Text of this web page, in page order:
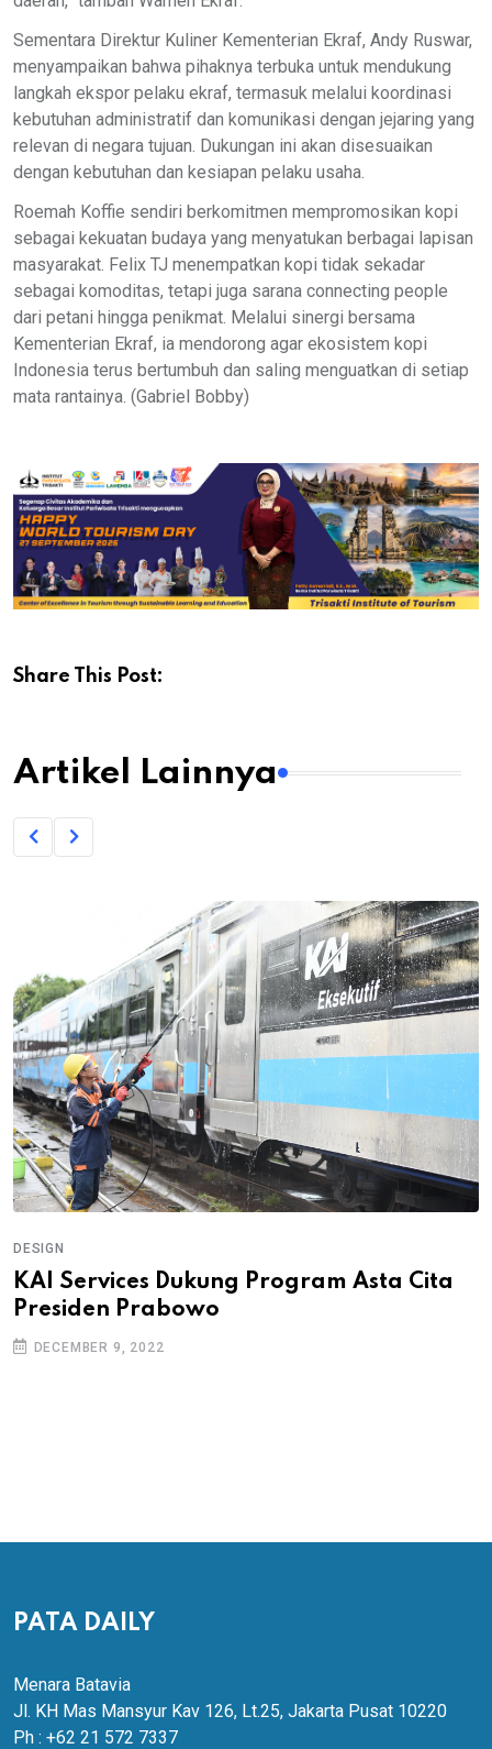
Sementara Direktur Kuliner Kementerian Ekraf, Andy Ruswar,
menyampaikan bahwa pihaknya terbuka untuk mendukung
langkah ekspor pelaku ekraf, termasuk melalui koordinasi
kebutuhan administratif dan komunikasi dengan jejaring yang
relevan di negara tujuan. Dukungan ini akan disesuaikan
dengan kebutuhan dan kesiapan pelaku usaha.
Roemah Koffie sendiri berkomitmen mempromosikan kopi
sebagai kekuatan budaya yang menyatukan berbagai lapisan
masyarakat. Felix TJ menempatkan kopi tidak sekadar
sebagai komoditas, tetapi juga sarana connecting people
dari petani hingga penikmat. Melalui sinergi bersama
Kementerian Ekraf, ia mendorong agar ekosistem kopi
Indonesia terus bertumbuh dan saling menguatkan di setiap
mata rantainya. (Gabriel Bobby)
Share This Post:
Artikel Lainnya
DESIGN
KAI Services Dukung Program Asta Cita
Presiden Prabowo
DECEMBER 9, 2022
PATA DAILY
Menara Batavia
Jl. KH Mas Mansyur Kav 126, Lt.25, Jakarta Pusat 10220
Ph : +62 21 572 7337